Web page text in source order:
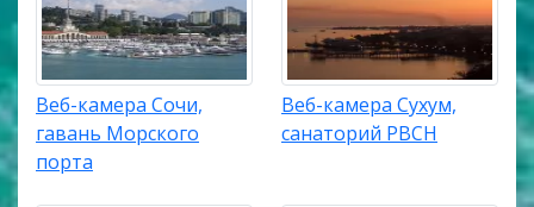
Веб-камера Сочи,
гавань Морского
порта
Веб-камера Сухум,
санаторий РВСН